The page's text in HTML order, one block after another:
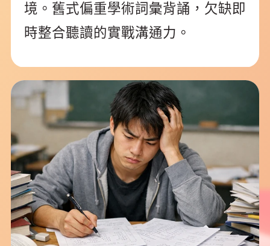
境。舊式偏重學術詞彙背誦，欠缺即
時整合聽讀的實戰溝通力。